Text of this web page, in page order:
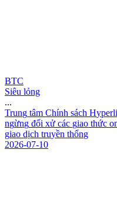
BTC
Siêu lỏng
...
Trung tâm Chính sách Hyperli
ngừng đối xử các giao thức o
giao dịch truyền thống
2026-07-10